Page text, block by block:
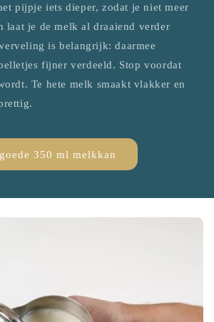
pijpje iets dieper, zodat je niet meer
laat je de melk al draaiend verder
is belangrijk: daarmee
fijner verdeeld. Stop voordat
Te hete melk smaakt vlakker en
350 ml melkkan